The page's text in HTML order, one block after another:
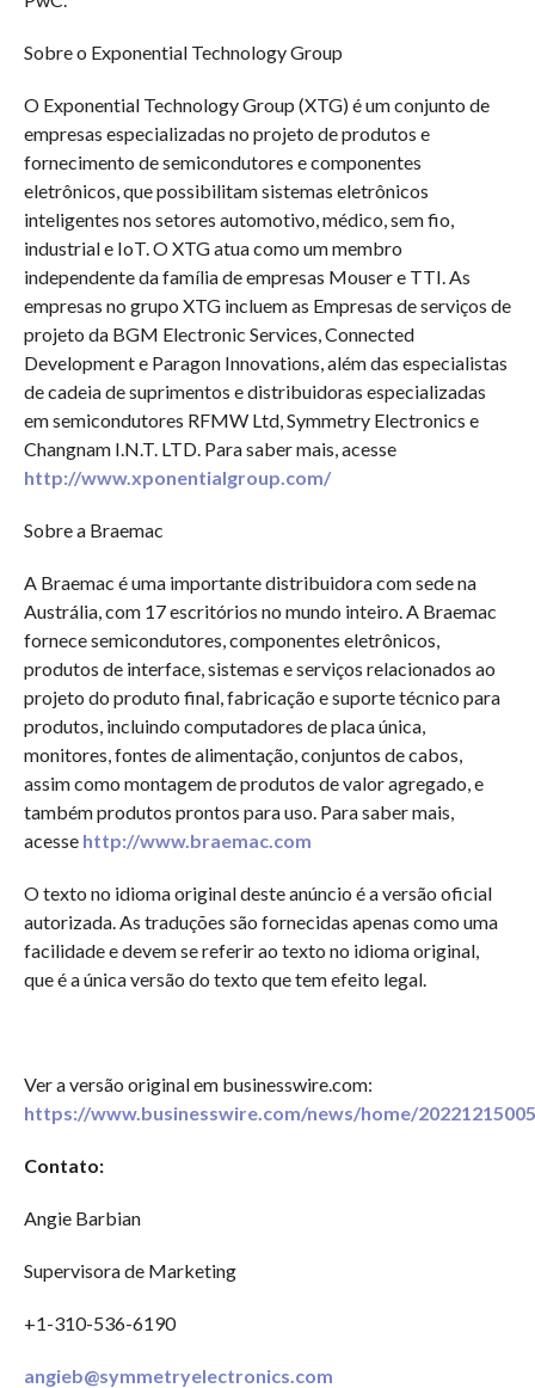
Sobre o Exponential Technology Group
O Exponential Technology Group (XTG) é um conjunto de
empresas especializadas no projeto de produtos e
fornecimento de semicondutores e componentes
eletrônicos, que possibilitam sistemas eletrônicos
inteligentes nos setores automotivo, médico, sem fio,
industrial e IoT. O XTG atua como um membro
independente da família de empresas Mouser e TTI. As
empresas no grupo XTG incluem as Empresas de serviços de
projeto da BGM Electronic Services, Connected
Development e Paragon Innovations, além das especialistas
de cadeia de suprimentos e distribuidoras especializadas
em semicondutores RFMW Ltd, Symmetry Electronics e
Changnam I.N.T. LTD. Para saber mais, acesse
http://www.xponentialgroup.com/
Sobre a Braemac
A Braemac é uma importante distribuidora com sede na
Austrália, com 17 escritórios no mundo inteiro. A Braemac
fornece semicondutores, componentes eletrônicos,
produtos de interface, sistemas e serviços relacionados ao
projeto do produto final, fabricação e suporte técnico para
produtos, incluindo computadores de placa única,
monitores, fontes de alimentação, conjuntos de cabos,
assim como montagem de produtos de valor agregado, e
também produtos prontos para uso. Para saber mais,
acesse http://www.braemac.com
O texto no idioma original deste anúncio é a versão oficial
autorizada. As traduções são fornecidas apenas como uma
facilidade e devem se referir ao texto no idioma original,
que é a única versão do texto que tem efeito legal.
Ver a versão original em businesswire.com:
https://www.businesswire.com/news/home/
Contato:
Angie Barbian
Supervisora de Marketing
+1-310-536-6190
angieb@symmetryelectronics.com